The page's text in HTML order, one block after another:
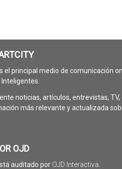
el principal medio de comunicación
noticias, artículos, entrevistas, TV,
más relevante y actualizada
OJD
auditado por OJD Interactiva